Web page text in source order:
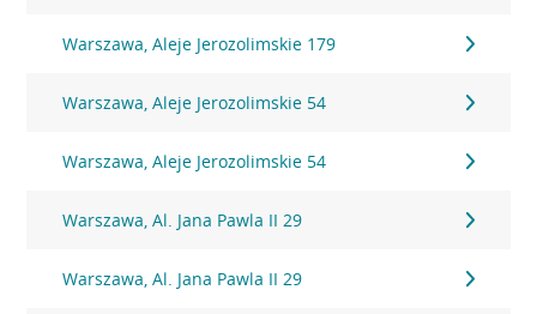
Warszawa, Aleje Jerozolimskie 179
Warszawa, Aleje Jerozolimskie 54
Warszawa, Aleje Jerozolimskie 54
Warszawa, Al. Jana Pawla II 29
Warszawa, Al. Jana Pawla II 29